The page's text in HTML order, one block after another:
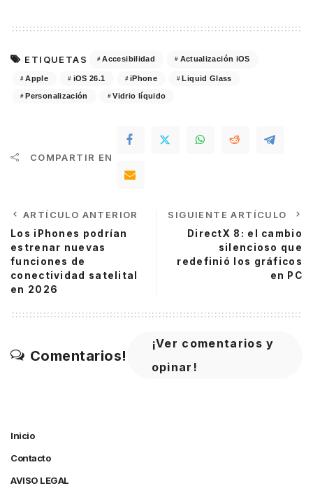
ETIQUETAS Accesibilidad Actualización iOS
Apple iOS 26.1 iPhone Liquid Glass
Personalización Vidrio líquido
COMPARTIR EN
ARTÍCULO ANTERIOR
Los iPhones podrían
estrenar nuevas
funciones de
conectividad satelital
en 2026
SIGUIENTE ARTÍCULO
DirectX 8: el cambio
silencioso que
redefinió los gráficos
en PC
Comentarios!
¡Ver comentarios y
opinar!
Inicio
Contacto
AVISO LEGAL